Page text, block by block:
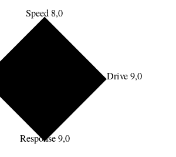
Speed 8,0
Drive 9,0
Response 9,0